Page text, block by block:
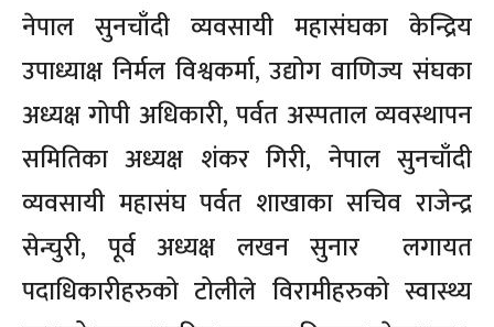
नेपाल सुनचाँदी व्यवसायी महासंघका केन्द्रिय
उपाध्याक्ष निर्मल विश्वकर्मा, उद्योग वाणिज्य संघका
अध्यक्ष गोपी अधिकारी, पर्वत अस्पताल व्यवस्थापन
समितिका अध्यक्ष शंकर गिरी, नेपाल सुनचाँदी
व्यवसायी महासंघ पर्वत शाखाका सचिव राजेन्द्र
सेन्चुरी, पूर्व अध्यक्ष लखन सुनार लगायत
पदाधिकारीहरुको टोलीले विरामीहरुको स्वास्थ्य